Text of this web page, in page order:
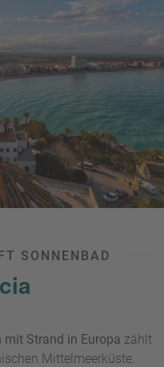
und der
einpacken, denn bis
handelt es sich
schnell abfallenden
mit Kindern ein wenig
SONNENBAD
mit Strand in Europa zählt
Mittelmeerküste.